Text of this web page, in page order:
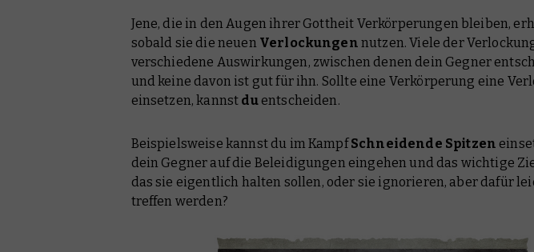
Jene, die in den Augen ihrer Gottheit Verkörperungen bleiben,
sobald sie die neuen Verlockungen nutzen. Viele der
verschiedene Auswirkungen, zwischen denen dein Gegner
und keine davon ist gut für ihn. Sollte eine Verkörperung eine
einsetzen, kannst du entscheiden.
Beispielsweise kannst du im KampfSchneidende Spitzen
dein Gegner auf die Beleidigungen eingehen und das wichtige
das sie eigentlich halten sollen, oder sie ignorieren, aber dafür
treffen werden?